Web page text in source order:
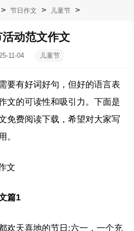
> 节日作文 > 儿童节 >
活动范文作文
11-04
儿童节
要有好词好句，但好的语言表
文的可读性和吸引力。下面是
免费阅读下载，希望对大家写
。
篇1
欢天喜地的节日;六一，一个充